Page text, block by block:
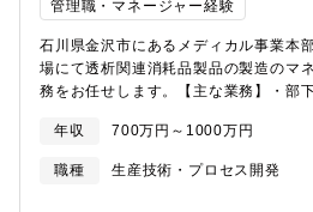
客との仕様打ち合わせ・顧客の加工要
衝・仕様書作成、見積支援、導入後の
計開発・新工法・新加工ニーズに対応
存装置の高度化（自動化、省人化、高
発・要素技術の検証（新機構、新素材
ント【魅力】■世界初の製造AI「
化・人手不足という製造業の根本課題
管理職・マネージャー経験
石川県金沢市にあるメディカル事業本
場にて透析関連消耗品製品の製造のマ
務をお任せします。【主な業務】・部
業務・設計側および製造側とのすり合
管理・生産設備検討、投資計画立案・
対応（ISO13485、14001）※上記内容
致します。【入社後】まずは現場製造
年収 700万円～1000万円
職種
生産技術・プロセス開発